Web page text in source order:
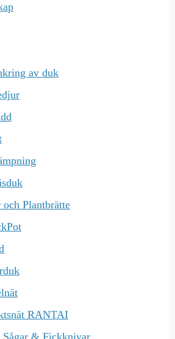
av duk
och Plantbrätte
RANTAI
Sågar & Fickknivar